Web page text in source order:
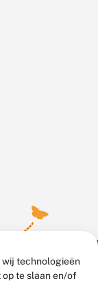
wij technologieën
op te slaan en/of